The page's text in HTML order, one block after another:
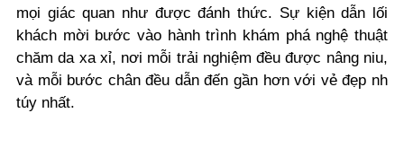
mọi giác quan như được đánh thức. Sự kiện dẫn lối
khách mời bước vào hành trình khám phá nghệ thuật
chăm da xa xỉ, nơi mỗi trải nghiệm đều được nâng niu,
và mỗi bước chân đều dẫn đến gần hơn với vẻ đẹp nh
túy nhất.